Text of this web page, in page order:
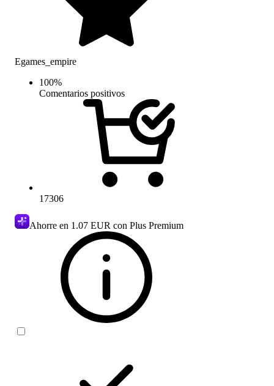
Egames_empire
100%
Comentarios positivos
17306
Ahorre en 1.07 EUR con Plus Premium